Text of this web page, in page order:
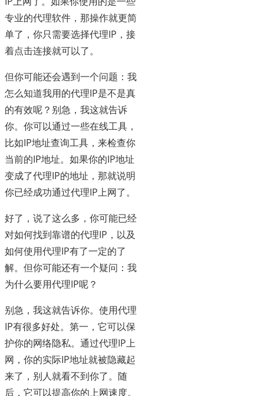
专业的代理软件，那操作就更简
单了，你只需要选择代理IP，接
着点击连接就可以了。
但你可能还会遇到一个问题：我
怎么知道我用的代理IP是不是真
的有效呢？别急，我这就告诉
你。你可以通过一些在线工具，
比如IP地址查询工具，来检查你
当前的IP地址。如果你的IP地址
变成了代理IP的地址，那就说明
你已经成功通过代理IP上网了。
好了，说了这么多，你可能已经
对如何找到靠谱的代理IP，以及
如何使用代理IP有了一定的了
解。但你可能还有一个疑问：我
为什么要用代理IP呢？
别急，我这就告诉你。使用代理
IP有很多好处。第一，它可以保
护你的网络隐私。通过代理IP上
网，你的实际IP地址就被隐藏起
来了，别人就看不到你了。随
后，它可以提高你的上网速度。